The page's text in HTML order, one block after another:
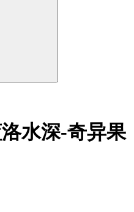
水深-奇异果